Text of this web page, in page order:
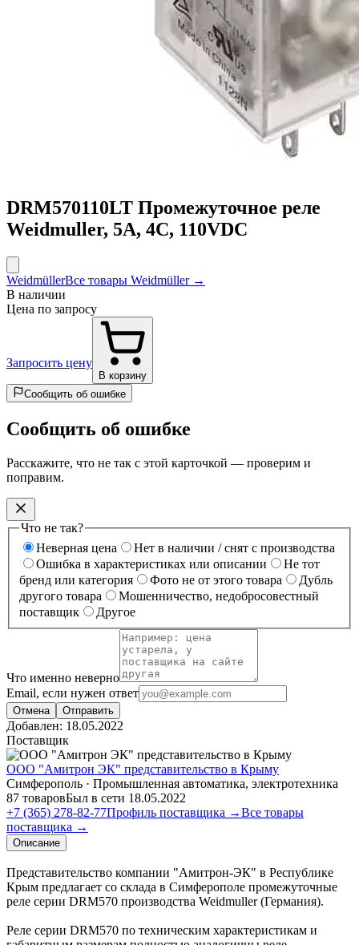
DRM570110LT Промежуточное реле
Weidmuller, 5А, 4С, 110VDC
WeidmüllerВсе товары Weidmüller →
В наличии
Цена по запросу
Запросить цену
В корзину
Сообщить об ошибке
Сообщить об ошибке
Расскажите, что не так с этой карточкой — проверим и
поправим.
Что не так?
Неверная цена
Нет в наличии / снят с производства
Ошибка в характеристиках или описании
Не тот
бренд или категория
Фото не от этого товара
Дубль
другого товара
Мошенничество, недобросовестный
поставщик
Другое
Что именно неверно
Email, если нужен ответ
Отмена Отправить
Добавлен: 18.05.2022
Поставщик
ООО "Амитрон ЭК" представительство в Крыму
Симферополь · Промышленная автоматика, электротехника
87 товаровБыл в сети 18.05.2022
+7 (365) 278-82-77Профиль поставщика →Все товары
поставщика →
Описание
Представительство компании "Амитрон-ЭК" в Республике
Крым предлагает со склада в Симферополе промежуточные
реле серии DRM570 производства Weidmuller (Германия).
Реле серии DRM570 по техническим характеристикам и